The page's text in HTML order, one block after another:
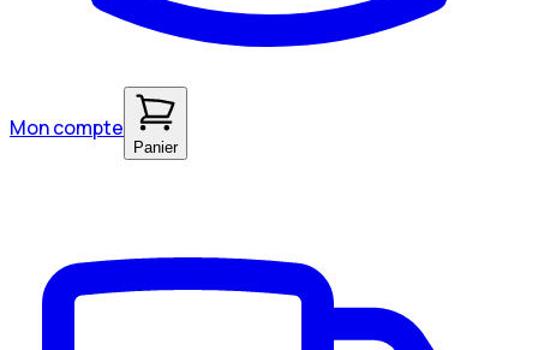
Mon compte
Panier